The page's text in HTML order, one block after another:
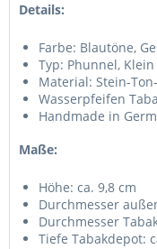
Details:
Farbe: Blautöne,
Typ: Phunnel, Klein
Material: Stein-
Wasserpfeifen
Handmade in
Maße:
Höhe: ca. 9,8 cm
Durchmesser
Durchmesser
Tiefe Tabakdepot: